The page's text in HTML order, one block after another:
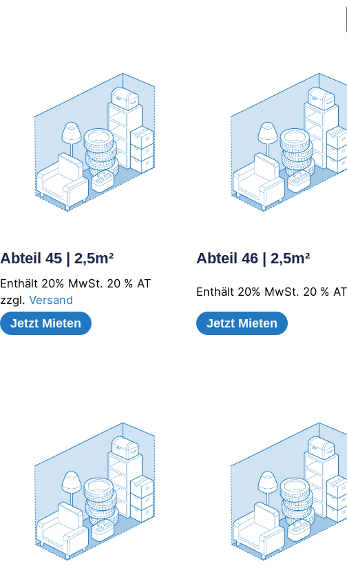
Abteil 45 | 2,5m²
Enthält 20% MwSt. 20 % AT
zzgl.Versand
Jetzt Mieten
Abteil 46 | 2,5m²
Enthält 20% MwSt. 20 % AT
Jetzt Mieten